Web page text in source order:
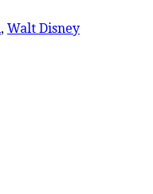
, Walt Disney